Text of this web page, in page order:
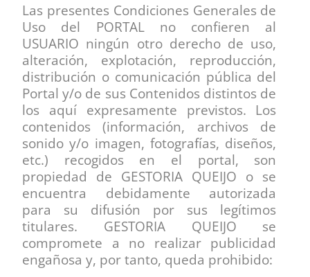
Las presentes Condiciones Generales de
Uso del PORTAL no confieren al
USUARIO ningún otro derecho de uso,
alteración, explotación, reproducción,
distribución o comunicación pública del
Portal y/o de sus Contenidos distintos de
los aquí expresamente previstos. Los
contenidos (información, archivos de
sonido y/o imagen, fotografías, diseños,
etc.) recogidos en el portal, son
propiedad de GESTORIA QUEIJO o se
encuentra debidamente autorizada
para su difusión por sus legítimos
titulares. GESTORIA QUEIJO se
compromete a no realizar publicidad
engañosa y, por tanto, queda prohibido: